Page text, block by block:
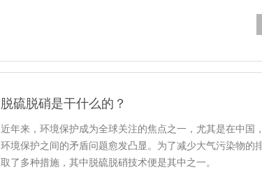
脱硫脱硝是干什么的？
近年来，环境保护成为全球关注的焦点之一，尤其是在中国
环境保护之间的矛盾问题愈发凸显。为了减少大气污染物的
取了多种措施，其中脱硫脱硝技术便是其中之一。